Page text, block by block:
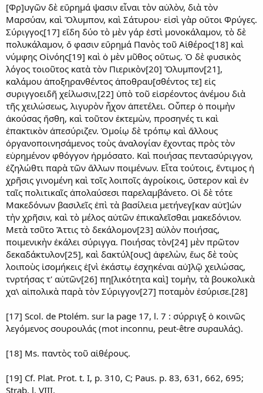
[Φρ]υγῶν δὲ εὕρημά ψασιν εἶναι τὸν αὐλὸν, διὰ τὸν
Μαρσύαν, καὶ Ὄλυμπον, καὶ Σάτυρου· εἰσὶ γὰρ οὔτοι Φρύγες.
Σύριγγος[17] εἴδη δύο τὸ μὲν γάρ ἐστὶ μονοκάλαμον, τὸ δὲ
πολυκάλαμον, ὅ φασιν εὕρημά Πανὸς τοῦ Αἰθέρος[18] καὶ
νύμφης Οἰνόης[19] καὶ ὁ μὲν μῦθος οὕτως. Ὁ δὲ φυσικὸς
λόγος τοιοῦτος κατὰ τὸν Πιερικὸν[20] Ὄλυμπον[21],
καλάμου ἀποξηρανθέντος ἀποθραυ[σθέντος τε] εἰς
συριγγοειδῆ χείλωσιν,[22] ὑπὸ τοῦ εἰσρέοντος ἀνέμου διὰ
τῆς χειλώσεως, λιγυρὸν ἦχον ἀπετέλει. Οὗπερ ὁ ποιμὴν
ἀκούσας ἥσθη, καὶ τοῦτον ἐκτεμὼν, προσηνές τι καὶ
ἐπακτικὸν ἀπεσύριζεν. Ὁμοίῳ δὲ τρόπῳ καὶ ἄλλους
ὀργανοποινησάμενος τοὺς ἀναλογίαν ἔχοντας πρὸς τὸν
εὑρημένον φθόγγον ἡρμόσατο. Kαὶ ποιήσας πεντασύριγγον,
ἐζηλώθτι παρὰ τῶν ἄλλων ποιμένων. Εἶτα τούτοις, ἔντιμος ἡ
χρῆσις γινομένη καὶ τοῖς λοιποῖς ἀγροίκοις, ὕστερον καὶ ἐν
ταῖς πολιτικαῖς ἀπολαύσεσι παρελαμβάνετο. Οἱ δὲ τότε
Μακεδόνων βασιλεῖς ἐπὶ τὰ βασίλεια μετήνεγ[καν αὐτ]ών
τὴν χρῆσιν, καὶ τὸ μέλος αὐτῶν ἐπικαλεῖσθαι μακεδόνιον.
Μετὰ τσῦτο Ἄττις τὸ δεκάλομον[23] αὐλὸν ποιήσας,
ποιμενικὴν ἐκάλει σύριγγα. Ποιήσας τὸν[24] μὲν πρῶτον
δεκαδάκτυλον[25], καὶ δακτύλ[ους] ἀφελὼν, ἕως δὲ τοὺς
λοιποὺς ἰσομήκεις ἑ[νὶ ἑκάστῳ ἐσχηκέναι αὐ]λῷ χειλώσας,
τνρτήσας τ' αὐτῶν[26] πη[λικότητα καὶ] τομὴν, τὰ βουκολικὰ
χα\ αἰπολικὰ παρὰ τὸν Σύριγγον[27] ποταμὸν ἐσύρισε.[28]
[17] Scol. de Ptolém. sur la page 17, l. 7 : σύρριγξ ὁ κοινῶς
λεγόμενος σουρουλάς (mot inconnu, peut-être συραυλάς).
[18] Ms. παντὸς τοῦ αἰθέρους.
[19] Cf. Plat. Prot. t. I, p. 310, C; Paus. p. 83, 631, 662, 695;
Strab. l. VIII.